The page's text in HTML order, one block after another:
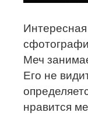
Меч
Его не
нравится